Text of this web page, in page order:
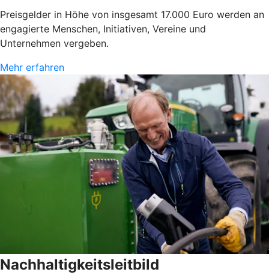
Preisgelder in Höhe von insgesamt 17.000 Euro werden an
engagierte Menschen, Initiativen, Vereine und
Unternehmen vergeben.
Mehr erfahren
Nachhaltigkeitsleitbild